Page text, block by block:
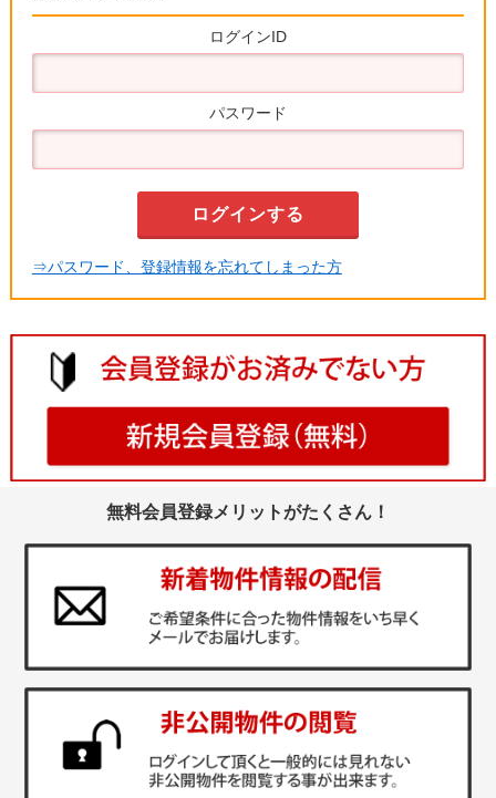
ログインID
パスワード
⇒パスワード、登録情報を忘れてしまった方
無料会員登録メリットがたくさん！